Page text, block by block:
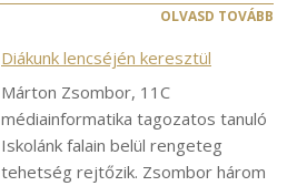
OLVASD TOVÁBB
Diákunk lencséjén keresztül
Márton Zsombor, 11C
médiainformatika tagozatos tanuló
Iskolánk falain belül rengeteg
tehetség rejtőzik. Zsombor három